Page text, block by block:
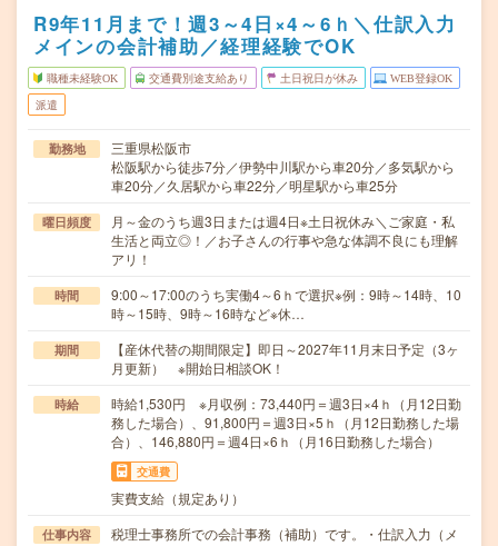
R9年11月まで！週3～4日×4～6ｈ＼仕訳入力
メインの会計補助／経理経験でOK
職種未経験OK 交通費別途支給あり 土日祝日が休み WEB登録OK
派遣
勤務地
三重県松阪市
松阪駅から徒歩7分／伊勢中川駅から車20分／多気駅から
車20分／久居駅から車22分／明星駅から車25分
曜日頻度
月～金のうち週3日または週4日※土日祝休み＼ご家庭・私
生活と両立◎！／お子さんの行事や急な体調不良にも理解
アリ！
時間
9:00～17:00のうち実働4～6ｈで選択※例：9時～14時、10
時～15時、9時～16時など※休…
期間
【産休代替の期間限定】即日～2027年11月末日予定（3ヶ
月更新） ※開始日相談OK！
時給
時給1,530円 ※月収例：73,440円＝週3日×4ｈ（月12日勤
務した場合）、91,800円＝週3日×5ｈ（月12日勤務した場
合）、146,880円＝週4日×6ｈ（月16日勤務した場合）
交通費
実費支給（規定あり）
仕事内容
税理士事務所での会計事務（補助）です。・仕訳入力（メ